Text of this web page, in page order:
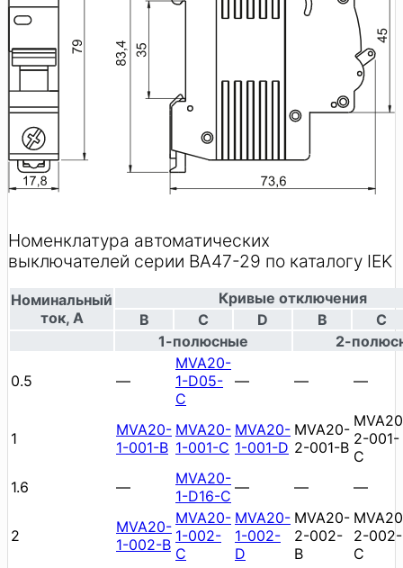
Номенклатура автоматических
выключателей серии ВА47-29 по каталогу IEK
Номинальный
ток, А
Кривые отключения
B
C D B
C
1-полюсные
2-
0.5 —
MVA20-
1-D05-
C
— — —
1
MVA20-
1-001-B
MVA20-
1-001-C
MVA20-
1-001-D
MVA20-
2-001-B 2-001-
C
1.6
—
MVA20-
1-D16-C — — —
2
MVA20-
1-002-B
MVA20-
1-002-
C
MVA20-
1-002-
D
MVA20-
2-002-
B
2-002-
C